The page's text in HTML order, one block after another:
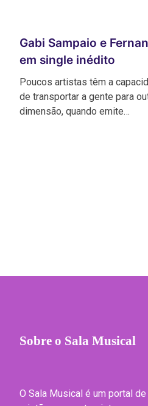
Gabi Sampaio e
em single inédito
Poucos artistas têm a
de transportar a gente para
dimensão, quando emite…
Sobre o Sala Musical
O Sala Musical é um portal